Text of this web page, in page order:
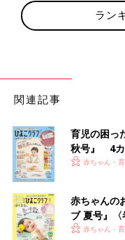
towaさんは、
入。ディズニーランド
たんだそう。ベビーカー
寒ポッケもあり、更にデ
この冬の愛用品となり
ウォルナットカラ
ラン
関連記事
育児の困っ
秋号』 4カ
いっぱい！
赤ちゃん・
赤ちゃんの
ブ 夏号』
く！ おっぱ
赤ちゃん・